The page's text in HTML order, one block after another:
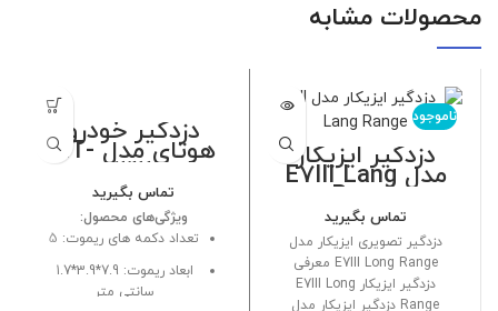
محصولات مشابه
ناموجود
ویژه
دزدگیر ایزیکار
مدل E7III Lang
Range
تماس بگیرید
دزدگیر تصویری ایزیکار مدل
E7III Long Range معرفی
دزدگیر ایزیکار E7III Long
Range دزدگیر ایزیکار مدل
دزدگیر خودرو
هوتای مدل HT-
132
تماس بگیرید
ویژگی‌های محصول:
تعداد دکمه های ریموت: 5
ابعاد ریموت:
7.9*3.9*1.7
سانتی متر